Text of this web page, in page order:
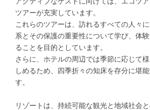
ツアーが充実しています。
これらのツアーは、訪れるすべての人々
系とその保護の重要性について学び、体
ることを目的としています。
さらに、ホテルの周辺では季節に応じて
しめるため、四季折々の知床を存分に堪
す。
リゾートは、持続可能な観光と地域社会